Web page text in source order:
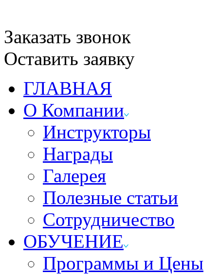
Заказать звонок
Оставить заявку
ГЛАВНАЯ
О Компании
Инструкторы
Награды
Галерея
Полезные статьи
Сотрудничество
ОБУЧЕНИЕ
Программы и Цены